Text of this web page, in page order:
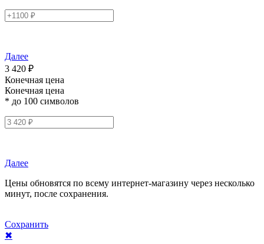
Далее
3 420 ₽
Конечная цена
Конечная цена
* до 100 символов
Далее
Цены обновятся по всему интернет-магазину через несколько
минут, после сохранения.
Сохранить
✖